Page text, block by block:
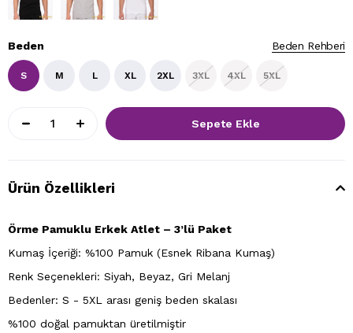
Beden Rehberi
Beden
S M L XL 2XL 3XL 4XL 5XL
Ürün Özellikleri
Örme Pamuklu Erkek Atlet – 3’lü Paket
Kumaş İçeriği: %100 Pamuk (Esnek Ribana Kumaş)
Renk Seçenekleri: Siyah, Beyaz, Gri Melanj
Bedenler: S - 5XL arası geniş beden skalası
%100 doğal pamuktan üretilmiştir